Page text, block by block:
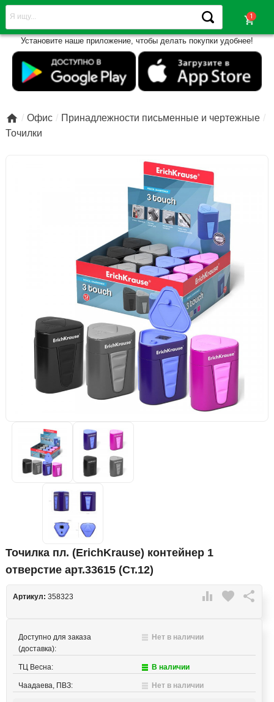
shopping_cart
Установите наше приложение, чтобы делать покупки удобнее!
 Офис
Принадлежности письменные и чертежные
Точилки
Точилка пл. (ErichKrause) контейнер 1
отверстие арт.33615 (Ст.12)
 favorite 
Артикул: 358323
Доступно для заказа
(доставка):
Нет в наличии
ТЦ Весна: В наличии
Чаадаева, ПВЗ: Нет в наличии